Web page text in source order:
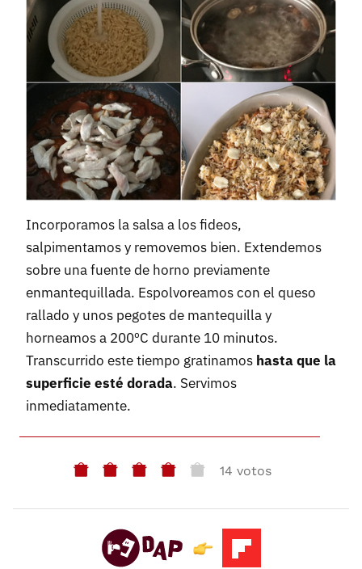
Incorporamos la salsa a los fideos,
salpimentamos y removemos bien. Extendemos
sobre una fuente de horno previamente
enmantequillada. Espolvoreamos con el queso
rallado y unos pegotes de mantequilla y
horneamos a 200ºC durante 10 minutos.
Transcurrido este tiempo gratinamos hasta que la
superficie esté dorada. Servimos
inmediatamente.
14 votos